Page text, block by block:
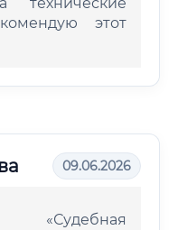
этот
09.06.2026